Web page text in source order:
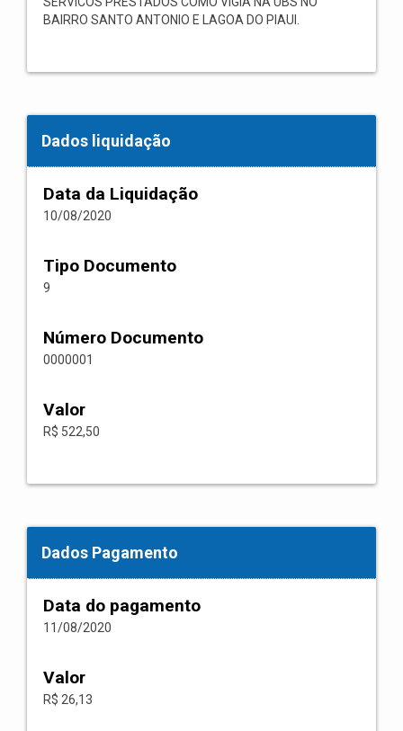
BAIRRO SANTO ANTONIO E LAGOA DO PIAUI.
Dados liquidação
Data da Liquidação
10/08/2020
Tipo Documento
9
Número Documento
0000001
Valor
R$ 522,50
Dados Pagamento
Data do pagamento
11/08/2020
Valor
R$ 26,13